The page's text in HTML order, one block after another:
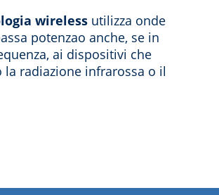
wireless utilizza onde
potenzao anche, se in
ai dispositivi che
la radiazione infrarossa o il